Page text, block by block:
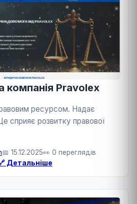
компанія Pravolex
ресурсом. Надає
сприяє розвитку правової
📅 15.12.2025👀 0 переглядів
Детальніше